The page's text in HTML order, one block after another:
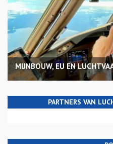
MIJNBOUW, EU EN
PARTNERS VAN